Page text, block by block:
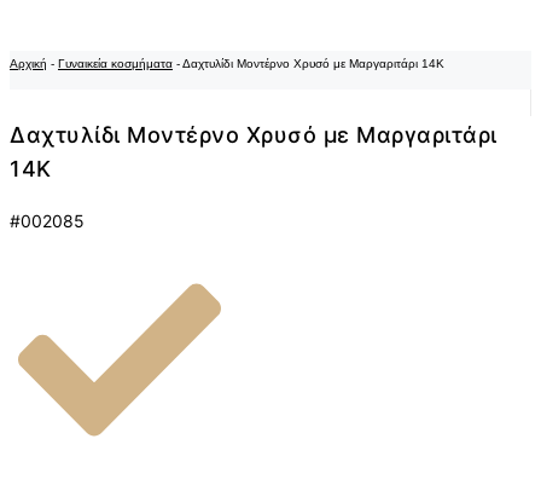
Αρχική - Γυναικεία κοσμήματα -Δαχτυλίδι Μοντέρνο Χρυσό με Μαργαριτάρι 14K
Δαχτυλίδι Μοντέρνο Χρυσό με Μαργαριτάρι
14K
#002085